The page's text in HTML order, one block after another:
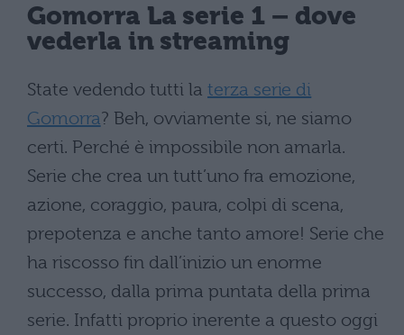
Gomorra La serie 1 – dove
vederla in streaming
State vedendo tutti la terza serie di
Gomorra? Beh, ovviamente si, ne siamo
certi. Perché è impossibile non amarla.
Serie che crea un tutt’uno fra emozione,
azione, coraggio, paura, colpi di scena,
prepotenza e anche tanto amore! Serie che
ha riscosso fin dall’inizio un enorme
successo, dalla prima puntata della prima
serie. Infatti proprio inerente a questo oggi